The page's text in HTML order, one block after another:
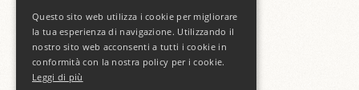
Questo sito web utilizza i cookie per migliorare
la tua esperienza di navigazione. Utilizzando il
nostro sito web acconsenti a tutti i cookie in
conformità con la nostra policy per i cookie.
Leggi di più